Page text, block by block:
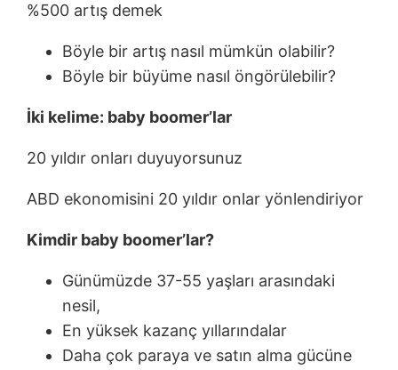
%500 artış demek
Böyle bir artış nasıl mümkün olabilir?
Böyle bir büyüme nasıl öngörülebilir?
İki kelime: baby boomer’lar
20 yıldır onları duyuyorsunuz
ABD ekonomisini 20 yıldır onlar yönlendiriyor
Kimdir baby boomer’lar?
Günümüzde 37-55 yaşları arasındaki
nesil,
En yüksek kazanç yıllarındalar
Daha çok paraya ve satın alma gücüne